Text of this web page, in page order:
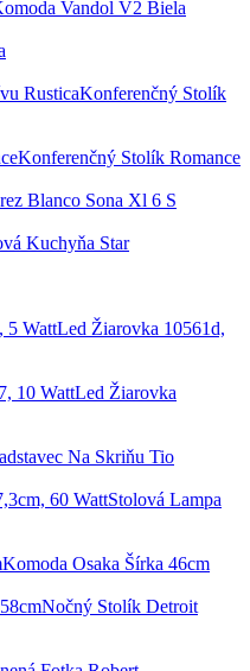
Vandol V2 Biela
Konferenčný Stolík
Konferenčný Stolík Romance
Blanco Sona Xl 6 S
Kuchyňa Star
Led Žiarovka 10561d,
Led Žiarovka
Na Skriňu Tio
Stolová Lampa
Komoda Osaka Šírka 46cm
Nočný Stolík Detroit